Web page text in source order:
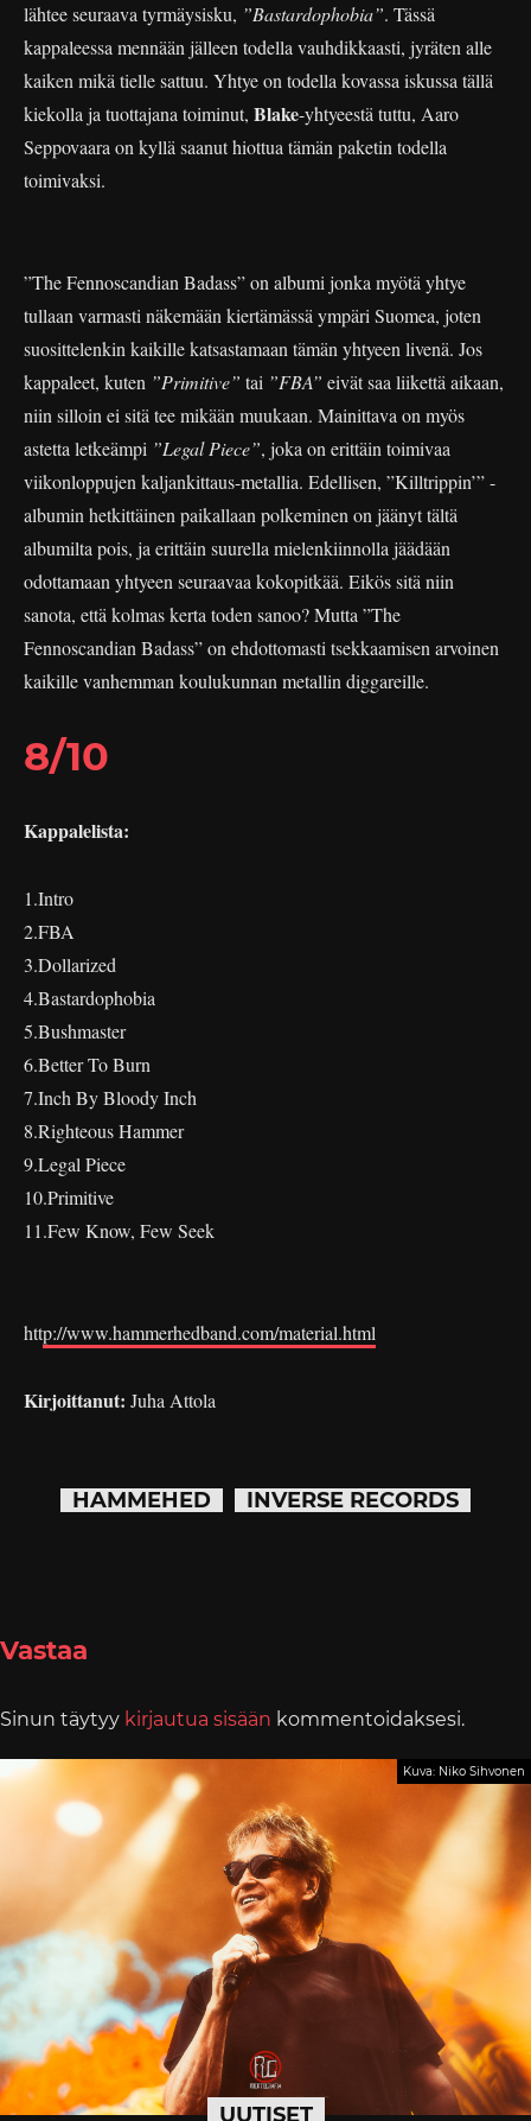
lähtee seuraava tyrmäysisku, ”Bastardophobia”. Tässä
kappaleessa mennään jälleen todella vauhdikkaasti, jyräten alle
kaiken mikä tielle sattuu. Yhtye on todella kovassa iskussa tällä
kiekolla ja tuottajana toiminut, Blake-yhtyeestä tuttu, Aaro
Seppovaara on kyllä saanut hiottua tämän paketin todella
toimivaksi.
”The Fennoscandian Badass” on albumi jonka myötä yhtye
tullaan varmasti näkemään kiertämässä ympäri Suomea, joten
suosittelenkin kaikille katsastamaan tämän yhtyeen livenä. Jos
kappaleet, kuten ”Primitive” tai ”FBA” eivät saa liikettä aikaan,
niin silloin ei sitä tee mikään muukaan. Mainittava on myös
astetta letkeämpi ”Legal Piece”, joka on erittäin toimivaa
viikonloppujen kaljankittaus-metallia. Edellisen, ”Killtrippin’” -
albumin hetkittäinen paikallaan polkeminen on jäänyt tältä
albumilta pois, ja erittäin suurella mielenkiinnolla jäädään
odottamaan yhtyeen seuraavaa kokopitkää. Eikös sitä niin
sanota, että kolmas kerta toden sanoo? Mutta ”The
Fennoscandian Badass” on ehdottomasti tsekkaamisen arvoinen
kaikille vanhemman koulukunnan metallin diggareille.
8/10
Kappalelista:
1.Intro
2.FBA
3.Dollarized
4.Bastardophobia
5.Bushmaster
6.Better To Burn
7.Inch By Bloody Inch
8.Righteous Hammer
9.Legal Piece
10.Primitive
11.Few Know, Few Seek
http://www.hammerhedband.com/material.html
Kirjoittanut: Juha Attola
HAMMEHED INVERSE RECORDS
Vastaa
Sinun täytyy kirjautua sisään kommentoidaksesi.
UUTISET
Kuva: Niko Sihvonen